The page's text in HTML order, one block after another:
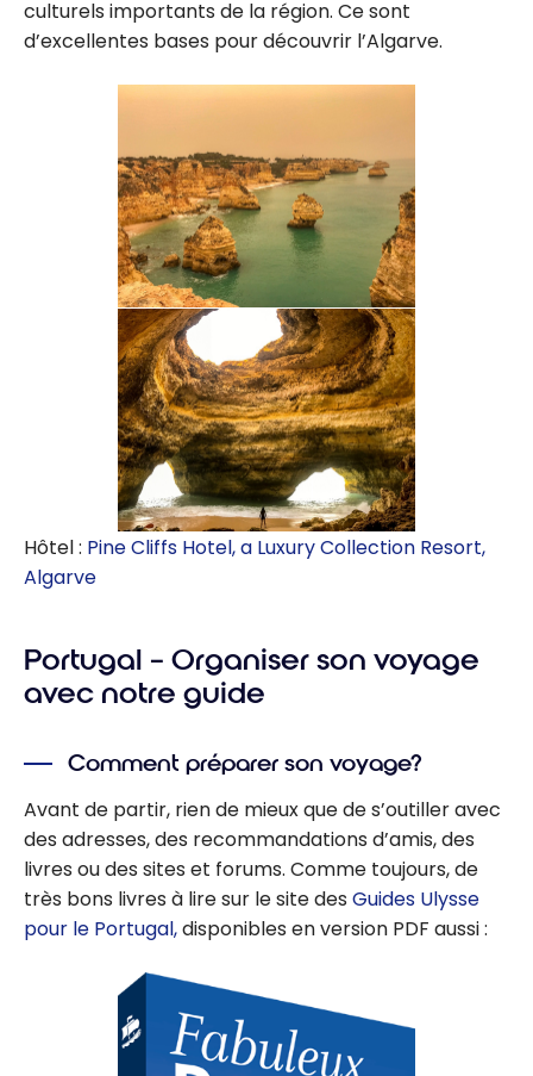
culturels importants de la région. Ce sont
d’excellentes bases pour découvrir l’Algarve.
Hôtel : Pine Cliffs Hotel, a Luxury Collection Resort,
Algarve
Portugal – Organiser son voyage
avec notre guide
Comment préparer son voyage?
Avant de partir, rien de mieux que de s’outiller avec
des adresses, des recommandations d’amis, des
livres ou des sites et forums. Comme toujours, de
très bons livres à lire sur le site des Guides Ulysse
pour le Portugal,disponibles en version PDF aussi :